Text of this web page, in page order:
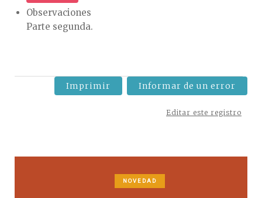
Observaciones
Parte segunda.
Imprimir Informar de un error
Editar este registro
NOVEDAD